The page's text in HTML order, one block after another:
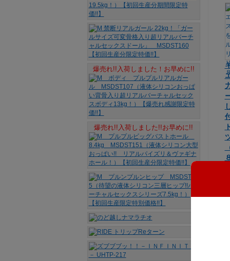
爆売れ!!入荷しました！お早めに!!
爆売れ!!入荷しました!!お早めに!!